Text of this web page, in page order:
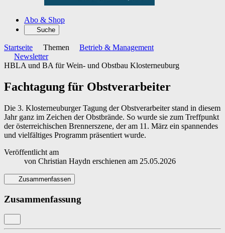
Abo & Shop
Suche
Startseite Themen
Betrieb & Management
Newsletter
HBLA und BA für Wein- und Obstbau Klosterneuburg
Fachtagung für Obstverarbeiter
Die 3. Klosterneuburger Tagung der Obstverarbeiter stand in diesem
Jahr ganz im Zeichen der Obstbrände. So wurde sie zum Treffpunkt
der österreichischen Brennerszene, der am 11. März ein spannendes
und vielfältiges Programm präsentiert wurde.
Veröffentlicht am
von Christian Haydn erschienen am 25.05.2026
Zusammenfassen
Zusammenfassung